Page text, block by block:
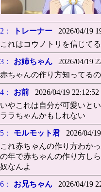
2： トレーナー 2026/04/19
これはコウノトリを信じて
3： お姉ちゃん 2026/04/19
赤ちゃんの作り方知ってる
4： お前 2026/04/19 22:12:52
いやこれは自分が可愛いと
ララちゃんかもしれない
5： モルモット君 2026/04/
これ赤ちゃんの作り方わか
の年で赤ちゃんの作り方し
奴なんよ
6： お兄ちゃん 2026/04/19